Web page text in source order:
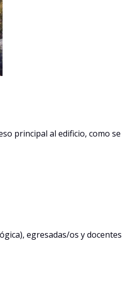
principal al edificio, como se
egresadas/os y docentes